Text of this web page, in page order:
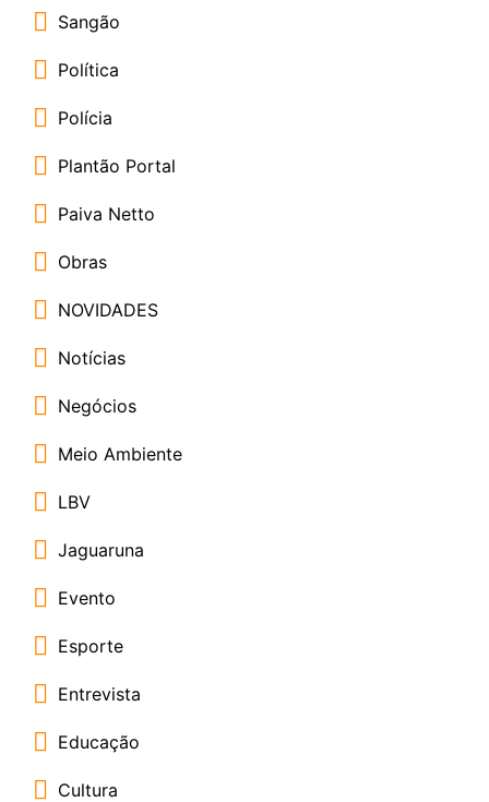
Sangão
Política
Polícia
Plantão Portal
Paiva Netto
Obras
NOVIDADES
Notícias
Negócios
Meio Ambiente
LBV
Jaguaruna
Evento
Esporte
Entrevista
Educação
Cultura